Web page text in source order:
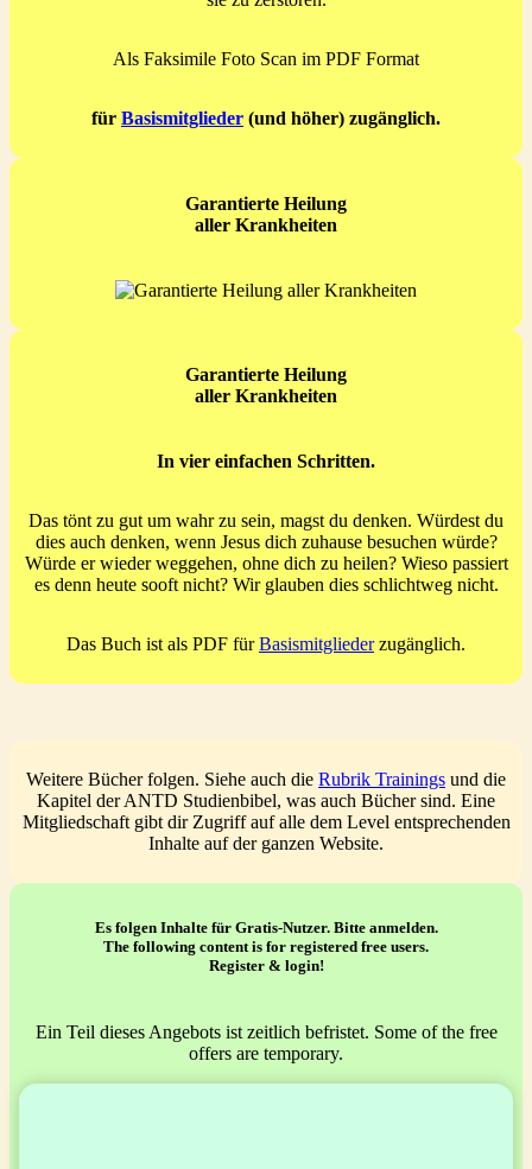
Als Faksimile Foto Scan im PDF Format
für Basismitglieder (und höher) zugänglich.
Garantierte Heilung
aller Krankheiten
Garantierte Heilung
aller Krankheiten
In vier einfachen Schritten.
Das tönt zu gut um wahr zu sein, magst du denken. Würdest du
dies auch denken, wenn Jesus dich zuhause besuchen würde?
Würde er wieder weggehen, ohne dich zu heilen? Wieso passiert
es denn heute sooft nicht? Wir glauben dies schlichtweg nicht.
Das Buch ist als PDF fürBasismitgliederzugänglich.
Weitere Bücher folgen. Siehe auch die Rubrik Trainings und die
Kapitel der ANTD Studienbibel, was auch Bücher sind. Eine
Mitgliedschaft gibt dir Zugriff auf alle dem Level entsprechenden
Inhalte auf der ganzen Website.
Es folgen Inhalte für Gratis-Nutzer. Bitte anmelden.
The following content is for registered free users.
Register & login!
Ein Teil dieses Angebots ist zeitlich befristet. Some of the free
offers are temporary.